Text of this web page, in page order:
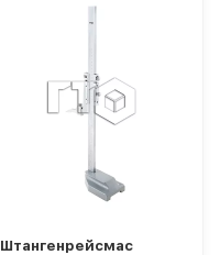
Штангенрейсмас